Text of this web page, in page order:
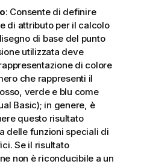
: Consente di definire
di attributo per il calcolo
di base del punto
utilizzata deve
di colore
che rappresenti il
verde e blu come
Basic); in genere, è
questo risultato
delle funzioni speciali di
Se il risultato
non è riconducibile a un